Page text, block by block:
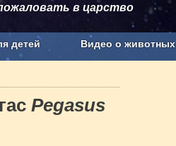
в царство
детей Видео о животных
Pegasus